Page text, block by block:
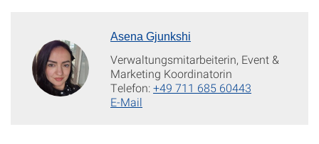
Asena Gjunkshi
Verwaltungsmitarbeiterin, Event &
Marketing Koordinatorin
Telefon:+49 711 685 60443
E-Mail